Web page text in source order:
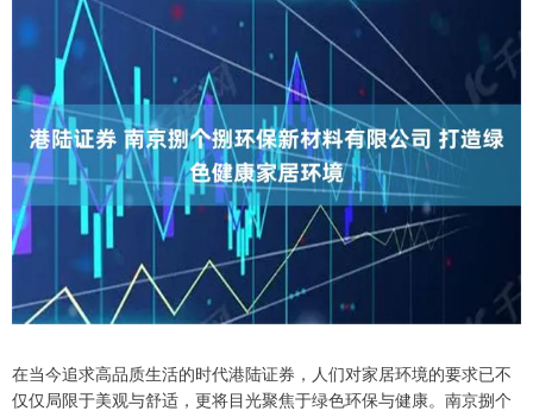
在当今追求高品质生活的时代港陆证券，人们对家居环境的要求已不
仅仅局限于美观与舒适，更将目光聚焦于绿色环保与健康。南京捌个